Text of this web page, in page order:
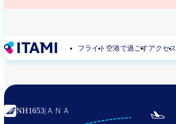
フライト 空港で過ごすアクセス
NH1653| ＡＮＡ 